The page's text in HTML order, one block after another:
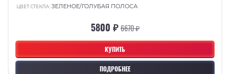
КУПИТЬ
ПОДРОБНЕЕ
ЦВЕТ СТЕКЛА:ЗЕЛЕНОЕ/ГОЛУБАЯ ПОЛОСА
5800 ₽6670 ₽